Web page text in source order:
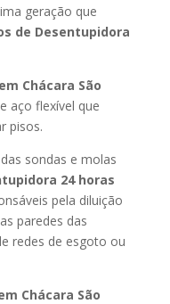
geração que
de Desentupidora
Chácara São
aço flexível que
pisos.
sondas e molas
24 horas
pela diluição
paredes das
redes de esgoto ou
Chácara São